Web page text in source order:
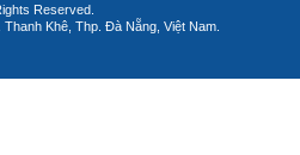
Reserved.
Khê, Thp. Đà Nẵng, Việt Nam.